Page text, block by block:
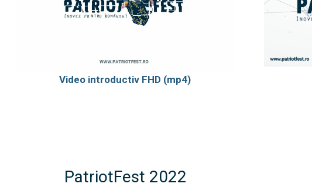
Video introductiv FHD (mp4)
PatriotFest 2022